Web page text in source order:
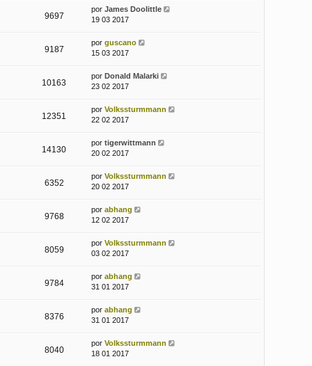
9697
por James Doolittle
19 03 2017
9187
por guscano
15 03 2017
10163
por Donald Malarki
23 02 2017
12351
por Volkssturmmann
22 02 2017
14130
por tigerwittmann
20 02 2017
6352
por Volkssturmmann
20 02 2017
9768
por abhang
12 02 2017
8059
por Volkssturmmann
03 02 2017
9784
por abhang
31 01 2017
8376
por abhang
31 01 2017
8040
por Volkssturmmann
18 01 2017